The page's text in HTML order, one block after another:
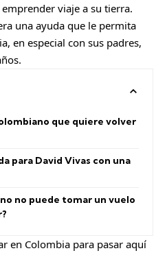
viaje a su tierra.
una ayuda que le permita
en especial con sus padres,
que quiere volver
para David Vivas con una
no puede tomar un vuelo
en Colombia para pasar aquí